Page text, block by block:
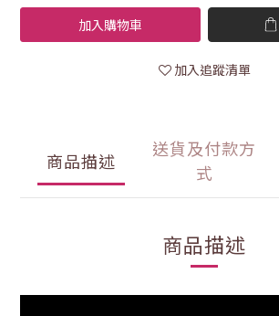
加入購物車
加入追蹤清單
商品描述
送貨及付款方
式
商品描述